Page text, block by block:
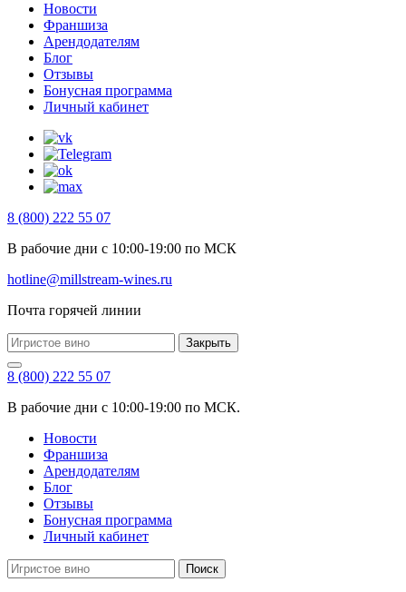
Новости
Франшиза
Арендодателям
Блог
Отзывы
Бонусная программа
Личный кабинет
8 (800) 222 55 07
В рабочие дни с 10:00-19:00 по МСК
hotline@millstream-wines.ru
Почта горячей линии
Закрыть
8 (800) 222 55 07
В рабочие дни с 10:00-19:00 по МСК.
Новости
Франшиза
Арендодателям
Блог
Отзывы
Бонусная программа
Личный кабинет
Поиск